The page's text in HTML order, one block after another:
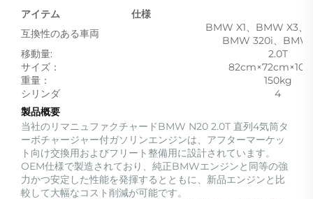
アイテム
仕様
互換性のある車両
BMW X1、BMW X3、
BMW 320i、BMW
移動量:
2.0T
サイズ：
重量：
150kg
シリンダ
4
製品概要
当社のリマニュファクチャードBMW N20 2.0T 直列4気筒タ
ーボチャージャー付ガソリンエンジンは、アフターマーケッ
ト向け交換用およびフリート整備用に設計されています。
OEM仕様で製造されており、純正BMWエンジンと同等の強
力かつ安定した性能を発揮するとともに、新品エンジンと比
較して大幅なコスト削減が可能です。